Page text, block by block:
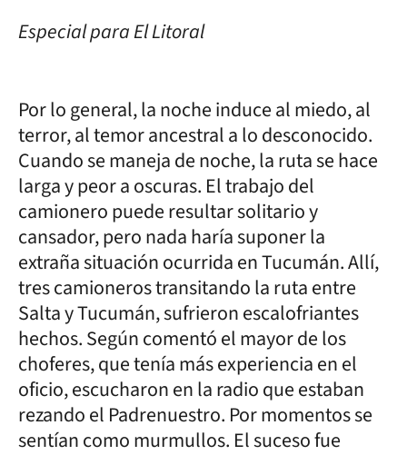
Especial para El Litoral
Por lo general, la noche induce al miedo, al
terror, al temor ancestral a lo desconocido.
Cuando se maneja de noche, la ruta se hace
larga y peor a oscuras. El trabajo del
camionero puede resultar solitario y
cansador, pero nada haría suponer la
extraña situación ocurrida en Tucumán. Allí,
tres camioneros transitando la ruta entre
Salta y Tucumán, sufrieron escalofriantes
hechos. Según comentó el mayor de los
choferes, que tenía más experiencia en el
oficio, escucharon en la radio que estaban
rezando el Padrenuestro. Por momentos se
sentían como murmullos. El suceso fue